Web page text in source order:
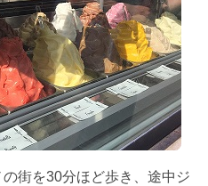
街を30分ほど歩き、途中ジ